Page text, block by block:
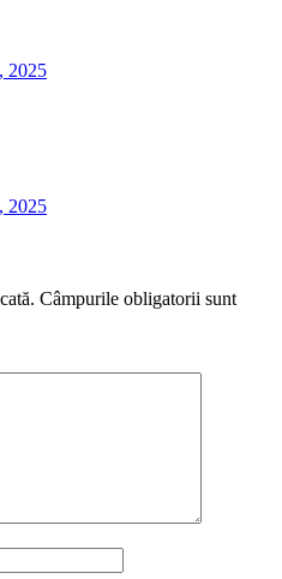
2025
2025
Câmpurile obligatorii sunt